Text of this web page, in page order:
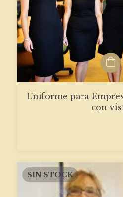
Uniforme para
con
SIN STOCK